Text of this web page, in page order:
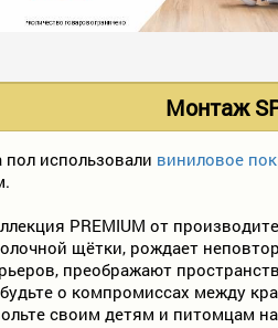
Монтаж
пол использовали виниловое
PREMIUM от
щётки, рождает
преображают
о компромиссах между
своим детям и питомцам